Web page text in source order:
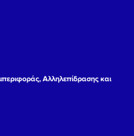
Αλληλεπίδρασης και